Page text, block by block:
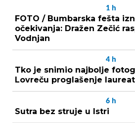
1 h
FOTO / Bumbarska fešta
očekivanja: Dražen Zečić
Vodnjan
4 h
Tko je snimio najbolje
Lovreču proglašenje
6 h
Sutra bez struje u Istri